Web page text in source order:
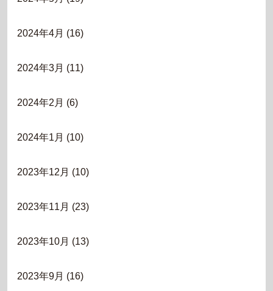
2024年4月 (16)
2024年3月 (11)
2024年2月 (6)
2024年1月 (10)
2023年12月 (10)
2023年11月 (23)
2023年10月 (13)
2023年9月 (16)